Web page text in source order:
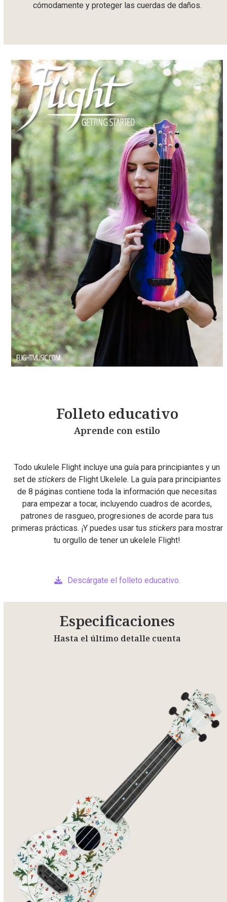
cómodamente y proteger las cuerdas de daños.
Folleto educativo
Aprende con estilo
Todo ukulele Flight incluye una guía para principiantes y un
set destickers de Flight Ukelele. La guía para principiantes
de 8 páginas contiene toda la información que necesitas
para empezar a tocar, incluyendo cuadros de acordes,
patrones de rasgueo, progresiones de acorde para tus
primeras prácticas. ¡Y puedes usar tus stickerspara mostrar
tu orgullo de tener un ukelele Flight!
Descárgate el folleto educativo.
Especificaciones
Hasta el último detalle cuenta